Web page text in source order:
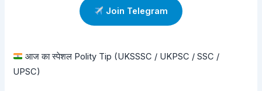
Join Telegram
आज का स्पेशल Polity Tip (UKSSSC / UKPSC / SSC /
UPSC)